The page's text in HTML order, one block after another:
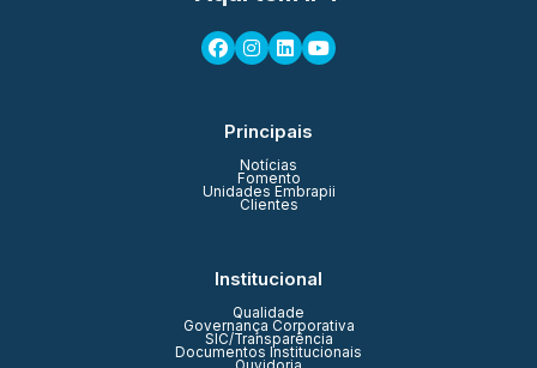
Principais
Notícias
Fomento
Unidades Embrapii
Clientes
Institucional
Qualidade
Governança Corporativa
SIC/Transparência
Documentos Institucionais